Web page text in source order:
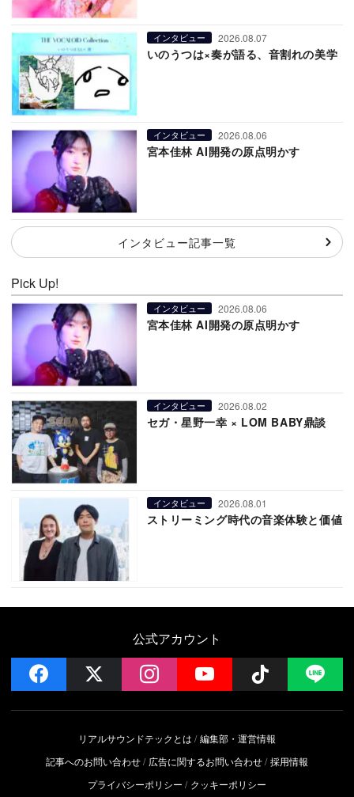
インタビュー 2026.08.07
いのうつは×奏が語る、音割れの美学
インタビュー 2026.08.06
宮本佳林 AI開発の原点明かす
インタビュー記事一覧
Pick Up!
インタビュー 2026.08.06
宮本佳林 AI開発の原点明かす
インタビュー 2026.08.02
セガ・星野一幸 × LOM BABY鼎談
インタビュー 2026.08.01
ストリーミング時代の音楽体験と価値
公式アカウント
facebook instagramYouTube Follow
リアルサウンドテックとは
編集部・運営情報
記事へのお問い合わせ
広告に関するお問い合わせ 採用情報
プライバシーポリシー
クッキーポリシー